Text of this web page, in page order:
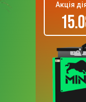
Акція